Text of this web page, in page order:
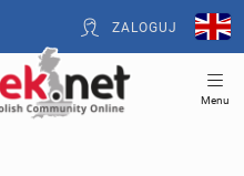
ZALOGUJ
Menu